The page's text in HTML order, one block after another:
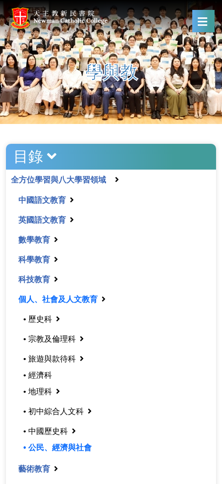
學與教
目錄
全方位學習與八大學習領域
中國語文教育
英國語文教育
數學教育
科學教育
科技教育
個人、社會及人文教育
• 歷史科
• 宗教及倫理科
• 旅遊與款待科
• 經濟科
• 地理科
• 初中綜合人文科
• 中國歷史科
• 公民、經濟與社會
藝術教育